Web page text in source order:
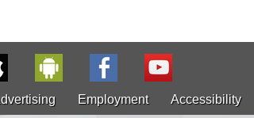
Employment Accessibility